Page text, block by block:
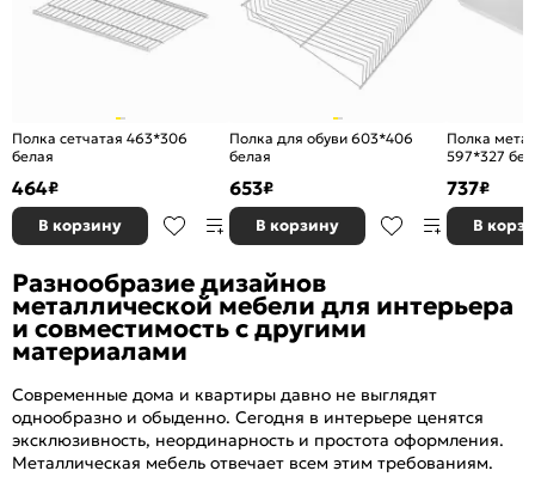
Полка сетчатая 463*306
белая
464₽
В корзину
Полка для обуви 603*406
белая
653₽
В корзину
Полка
597*327
737₽
В
Разнообразие дизайнов
металлической мебели для интерьера
и совместимость с другими
материалами
Современные дома и квартиры давно не выглядят
однообразно и обыденно. Сегодня в интерьере ценятся
эксклюзивность, неординарность и простота оформления.
Металлическая мебель отвечает всем этим требованиям.